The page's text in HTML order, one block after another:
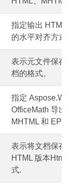
指定输出 HTML
的水平对齐方式
表示元文件保存
档的格式。
指定
OfficeMath 导
MHTML 和
表示将文档保存
HTML 版本Html
式.